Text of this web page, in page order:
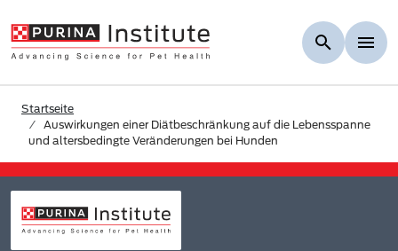
Startseite
Auswirkungen einer Diätbeschränkung auf die Lebensspanne
und altersbedingte Veränderungen bei Hunden